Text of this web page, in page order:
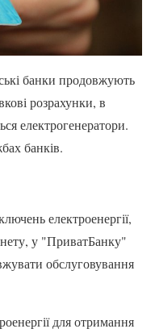
банки продовжують
розрахунки, в
електрогенератори.
банків.
електроенергії,
у "ПриватБанку"
обслуговування
для отримання